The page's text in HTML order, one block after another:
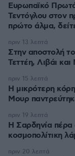
Ευρωπαϊκό
Τεντόγλου στον
πρώτο άλμα,
Στην αποστολή
Τεττέη, Λιβάι
πριν 13 λεπτά
Η μικρότερη
Μουρ
πριν 15 λεπτά
Η Σαρδηνία πέρα
κοσμοπολίτικη
πριν 19 λεπτά
πριν 20 λεπτά